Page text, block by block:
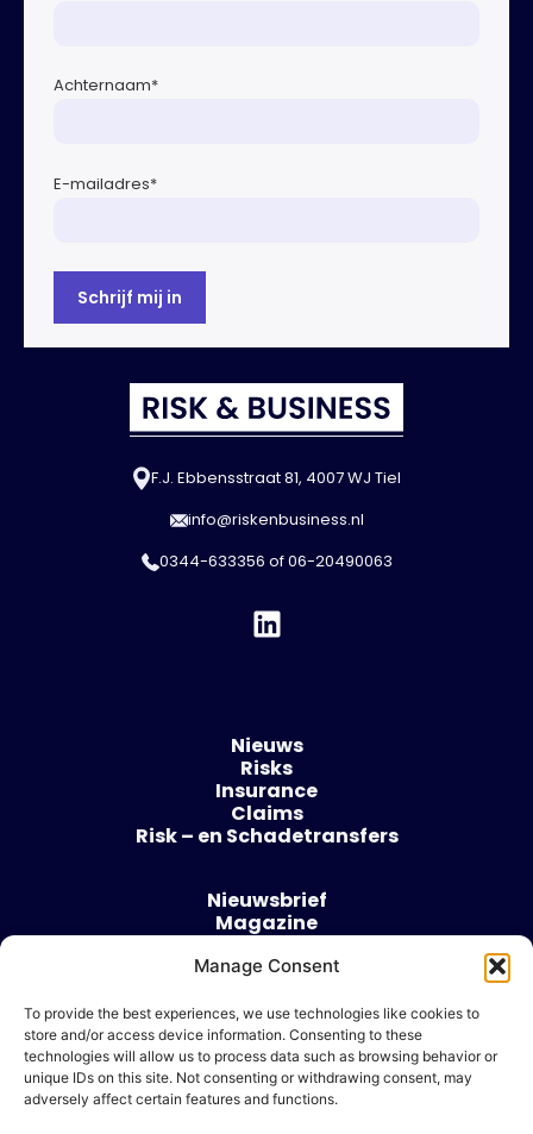
Manage Consent
To provide the best experiences, we use technologies like cookies to
store and/or access device information. Consenting to these
technologies will allow us to process data such as browsing behavior or
unique IDs on this site. Not consenting or withdrawing consent, may
adversely affect certain features and functions.
Achternaam*
E-mailadres*
F.J. Ebbensstraat 81, 4007 WJ Tiel
info@riskenbusiness.nl
0344-633356 of06-20490063
Nieuws
Risks
Insurance
Claims
Risk – en Schadetransfers
Nieuwsbrief
Magazine
Over
Algemene voorwaarden
Cookie beleid